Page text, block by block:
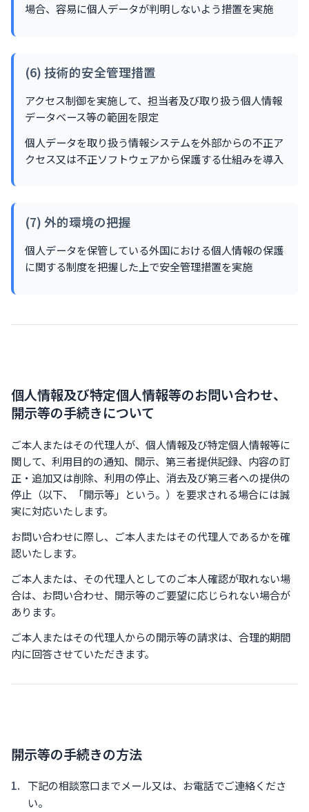
場合、容易に個人データが判明しないよう措置を実施
(6) 技術的安全管理措置
アクセス制御を実施して、担当者及び取り扱う個人情報
データベース等の範囲を限定
個人データを取り扱う情報システムを外部からの不正ア
クセス又は不正ソフトウェアから保護する仕組みを導入
(7) 外的環境の把握
個人データを保管している外国における個人情報の保護
に関する制度を把握した上で安全管理措置を実施
個人情報及び特定個人情報等のお問い合わせ、
開示等の手続きについて
ご本人またはその代理人が、個人情報及び特定個人情報等に
関して、利用目的の通知、開示、第三者提供記録、内容の訂
正・追加又は削除、利用の停止、消去及び第三者への提供の
停止（以下、「開示等」という。）を要求される場合には誠
実に対応いたします。
お問い合わせに際し、ご本人またはその代理人であるかを確
認いたします。
ご本人または、その代理人としてのご本人確認が取れない場
合は、お問い合わせ、開示等のご要望に応じられない場合が
あります。
ご本人またはその代理人からの開示等の請求は、合理的期間
内に回答させていただきます。
開示等の手続きの方法
下記の相談窓口までメール又は、お電話でご連絡くださ
い。